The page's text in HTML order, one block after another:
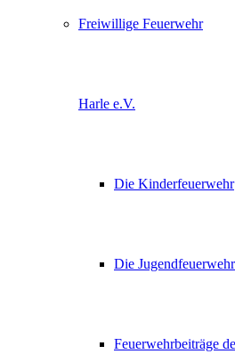
Freiwillige Feuerwehr
Harle e.V.
Die Kinderfeuerwehr
Die Jugendfeuerwehr
Feuerwehrbeiträge